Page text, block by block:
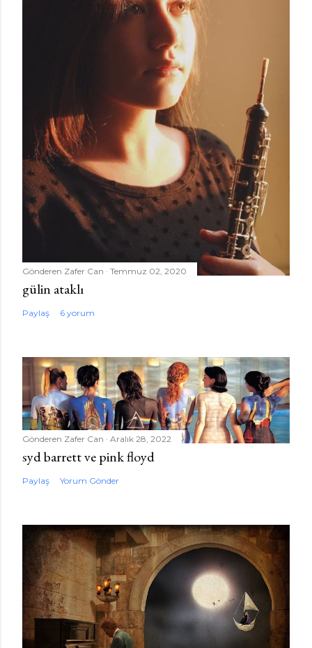
Gönderen Zafer Can Temmuz 02, 2020
gülin ataklı
Paylaş 6 yorum
Gönderen Zafer Can Aralık 28, 2022
syd barrett ve pink floyd
Paylaş Yorum Gönder